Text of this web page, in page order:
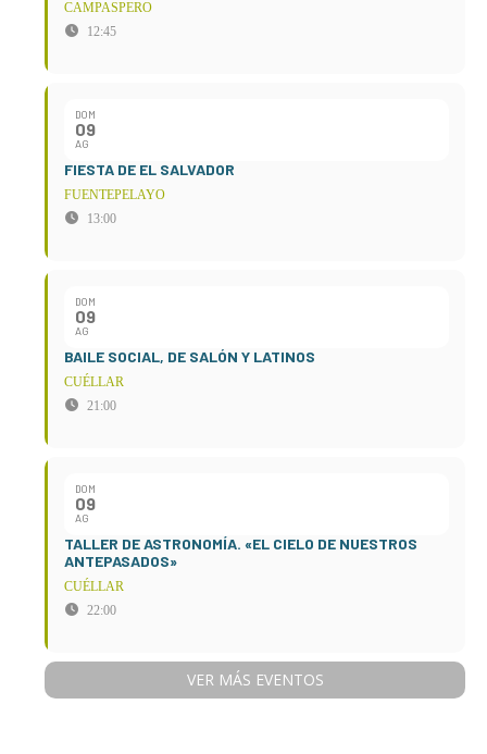
CAMPASPERO
12:45
DOM
09
AG
FIESTA DE EL SALVADOR
FUENTEPELAYO
13:00
DOM
09
AG
BAILE SOCIAL, DE SALÓN Y LATINOS
CUÉLLAR
21:00
DOM
09
AG
TALLER DE ASTRONOMÍA. «EL CIELO DE NUESTROS
ANTEPASADOS»
CUÉLLAR
22:00
VER MÁS EVENTOS